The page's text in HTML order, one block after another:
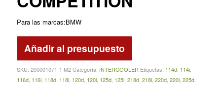
Para las marcas:BMW
Añadir al presupuesto
SKU: 200001071-1 M2 Categoría: INTERCOOLER Etiquetas: 114d, 114i,
116d, 116i, 118d, 118i, 120d, 120i, 125d, 125i, 218d, 218i, 220d, 220i, 225d,